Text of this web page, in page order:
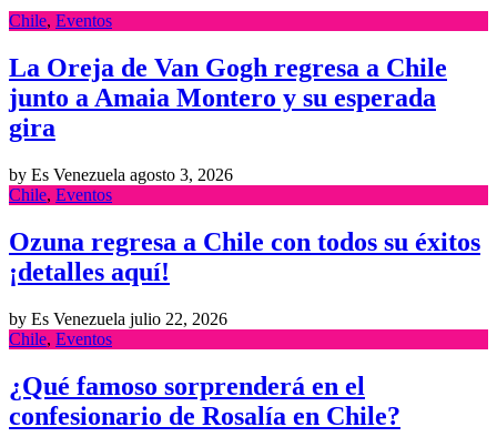
Chile, Eventos
La Oreja de Van Gogh regresa a Chile
junto a Amaia Montero y su esperada
gira
by Es Venezuela agosto 3, 2026
Chile, Eventos
Ozuna regresa a Chile con todos su éxitos
¡detalles aquí!
by Es Venezuela julio 22, 2026
Chile, Eventos
¿Qué famoso sorprenderá en el
confesionario de Rosalía en Chile?